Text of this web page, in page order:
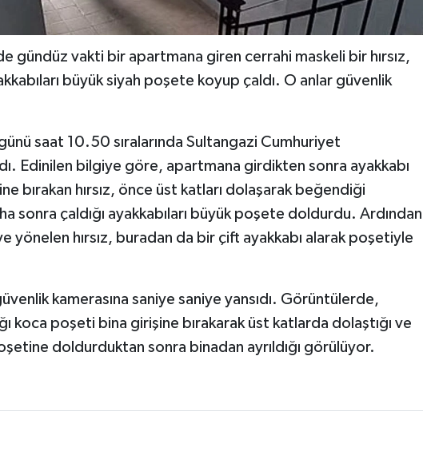
gündüz vakti bir apartmana giren cerrahi maskeli bir hırsız,
büyük siyah poşete koyup çaldı. O anlar güvenlik
saat 10.50 sıralarında Sultangazi Cumhuriyet
Edinilen bilgiye göre, apartmana girdikten sonra ayakkabı
bırakan hırsız, önce üst katları dolaşarak beğendiği
sonra çaldığı ayakkabıları büyük poşete doldurdu. Ardından
yönelen hırsız, buradan da bir çift ayakkabı alarak poşetiyle
kamerasına saniye saniye yansıdı. Görüntülerde,
koca poşeti bina girişine bırakarak üst katlarda dolaştığı ve
doldurduktan sonra binadan ayrıldığı görülüyor.